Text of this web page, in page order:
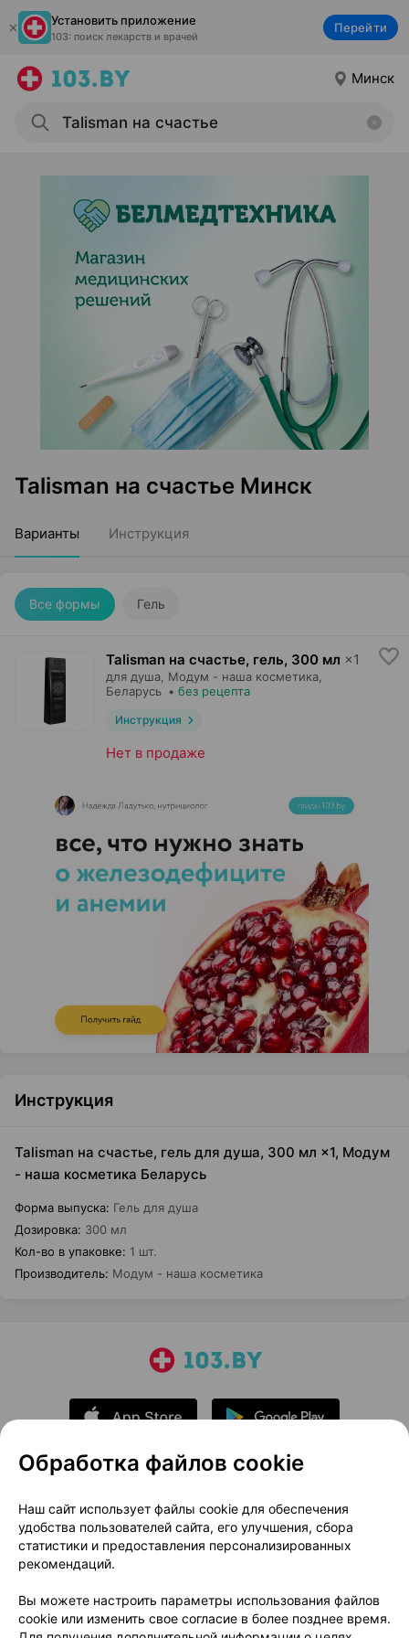
Установить приложение
103: поиск лекарств и врачей
Перейти
Минск
Talisman на счастье Минск
Варианты Инструкция
Все формы Гель
Talisman на счастье, гель, 300 мл ×1
для душа, Модум - наша косметика
Беларусь • без рецепта
Инструкция
Нет в продаже
Инструкция
Talisman на счастье, гель для душа, 300 мл ×1, Модум
- наша косметика Беларусь
Форма выпуска: Гель для душа
Дозировка: 300 мл
Кол-во в упаковке: 1 шт.
Производитель: Модум - наша косметика
О проекте
Новости проекта
Размещение рекламы
Медицинский маркетинг
Публичный договор
Доставка
Способы оплаты
Вакансии
Партнеры
Написать руководителю 103.by
Обработка файлов cookie
Наш сайт использует файлы cookie для обеспечения
удобства пользователей сайта, его улучшения, сбора
статистики и предоставления персонализированных
рекомендаций.
Вы можете настроить параметры использования файлов
cookie или изменить свое согласие в более позднее время.